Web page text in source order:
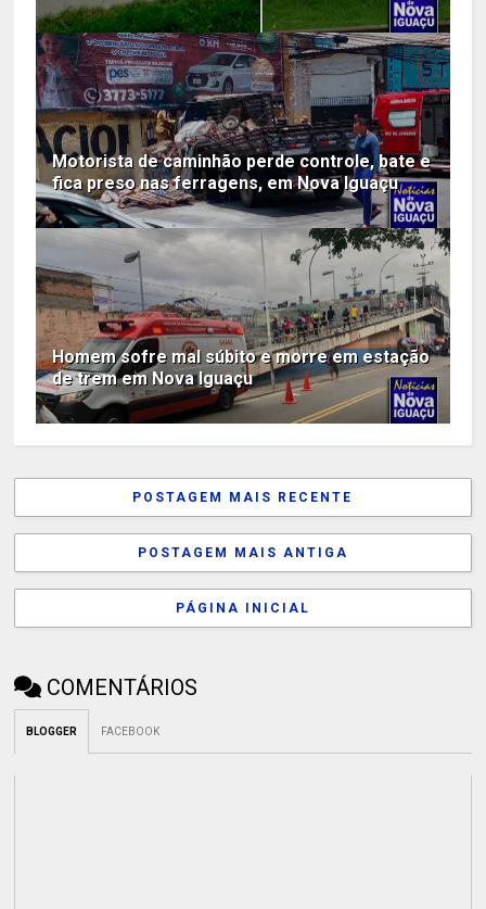
Motorista de caminhão perde controle, bate e
fica preso nas ferragens, em Nova Iguaçu
Homem sofre mal súbito e morre em estação
de trem em Nova Iguaçu
POSTAGEM MAIS RECENTE
POSTAGEM MAIS ANTIGA
PÁGINA INICIAL
COMENTÁRIOS
BLOGGER FACEBOOK